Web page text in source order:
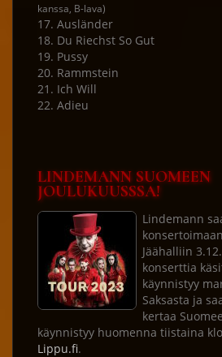
kanssa, B-lava)
17. Ausländer
18. Du Riechst So Gut
19. Pussy
20. Rammstein
21. Ich Will
22. Adieu
LINDEMANN SUOMEEN
JOULUKUUSSSA!
Lindemann
Jäähalliin
konserttia
käynnistyy
Saksasta ja
kertaa
käynnistyy huomenna tiistaina
Lippu.fi.